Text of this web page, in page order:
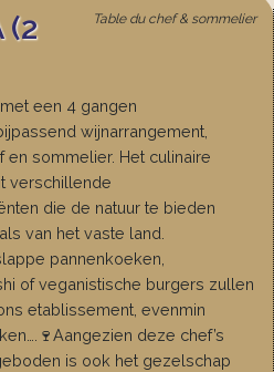
Table du chef & sommelier
(2
een 4 gangen
wijnarrangement,
sommelier. Het culinaire
verschillende
die de natuur te bieden
van het vaste land.
pannenkoeken,
of veganistische burgers zullen
etablissement, evenmin
deze chef’s
is ook het gezelschap